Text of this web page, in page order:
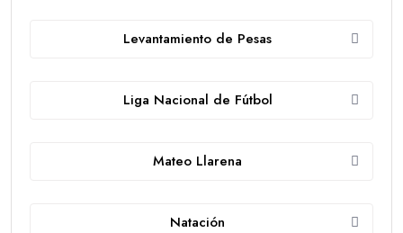
Levantamiento de Pesas
Liga Nacional de Fútbol
Mateo Llarena
Natación